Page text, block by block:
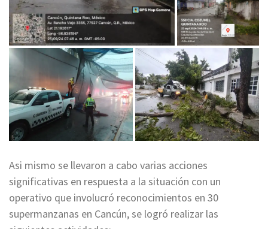
Asi mismo se llevaron a cabo varias acciones
significativas en respuesta a la situación con un
operativo que involucró reconocimientos en 30
supermanzanas en Cancún, se logró realizar las